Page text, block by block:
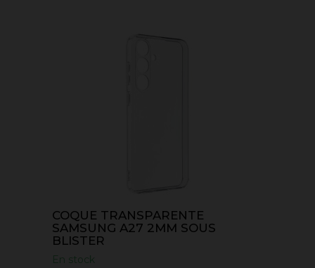
COQUE TRANSPARENTE
SAMSUNG A27 2MM SOUS
BLISTER
En stock